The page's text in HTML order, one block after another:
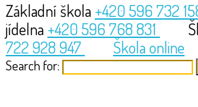
Základní škola +420 596 732
jídelna +420 596 768 831
722 928 947
Škola online
Search for: